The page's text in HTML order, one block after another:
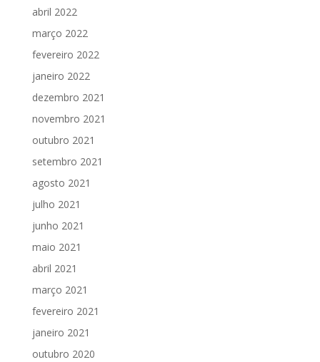
abril 2022
março 2022
fevereiro 2022
janeiro 2022
dezembro 2021
novembro 2021
outubro 2021
setembro 2021
agosto 2021
julho 2021
junho 2021
maio 2021
abril 2021
março 2021
fevereiro 2021
janeiro 2021
outubro 2020